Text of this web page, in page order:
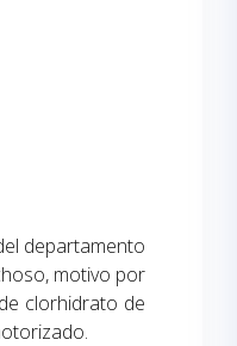
departamento
motivo por
clorhidrato de